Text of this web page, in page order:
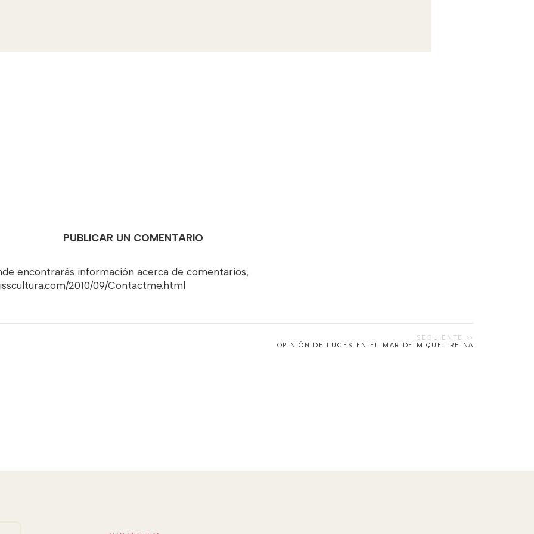
PUBLICAR UN COMENTARIO
encontrarás información acerca de comentarios,
2010/09/Contactme.html
OPINIÓN DE LUCES EN EL MAR DE MIQUEL REINA